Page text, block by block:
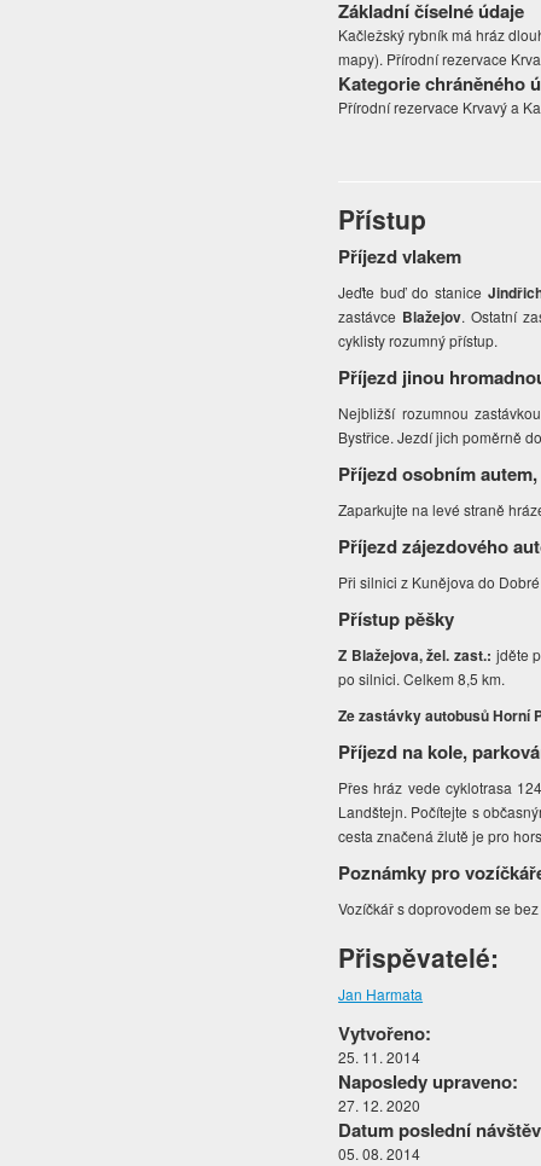
Základní číselné údaje
Kačležský rybník má hráz
mapy). Přírodní rezervace
Kategorie chráněného
Přírodní rezervace Krvavý a
Přístup
Příjezd vlakem
Jeďte buď do stanice
zastávce Blažejov. Ostatní
cyklisty rozumný přístup.
Příjezd jinou
Nejbližší rozumnou
Bystřice. Jezdí jich poměrně
Příjezd osobním
Zaparkujte na levé straně
Příjezd zájezdového
Při silnici z Kunějova do
Přístup pěšky
Z Blažejova, žel. zast.: jděte
po silnici. Celkem 8,5 km.
Ze zastávky autobusů Horní
Příjezd na kole,
Přes hráz vede cyklotrasa
Landštejn. Počítejte s
cesta značená žlutě je pro
Poznámky pro
Vozíčkář s doprovodem se
Přispěvatelé:
Jan Harmata
Vytvořeno:
25. 11. 2014
Naposledy upraveno:
27. 12. 2020
Datum poslední
05. 08. 2014